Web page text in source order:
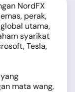
NordFX
perak,
utama,
syarikat
Tesla,
mata wang,